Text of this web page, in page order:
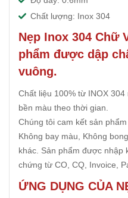
Chất lượng: Inox 304
Nẹp Inox 304 Chữ
phẩm được dập
vuông.
Chất liệu 100% từ INOX
bền màu theo thời gian.
Chúng tôi cam kết sản
Không bay màu, Không
khác. Sản phẩm được nhập
chứng từ CO, CQ, Invoice,
ỨNG DỤNG CỦA